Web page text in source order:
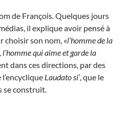
de François. Quelques jours
il explique avoir pensé à
choisir son nom, «l’homme de la
qui aime et garde la
dans ces directions, par des
Laudato si’, que le
se construit.